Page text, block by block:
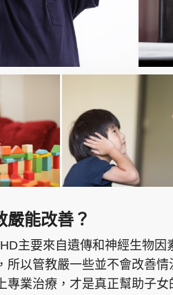
嚴能改善？
主要來自遺傳和神經生物
所以管教嚴一些並不會改善情
專業治療，才是真正幫助子